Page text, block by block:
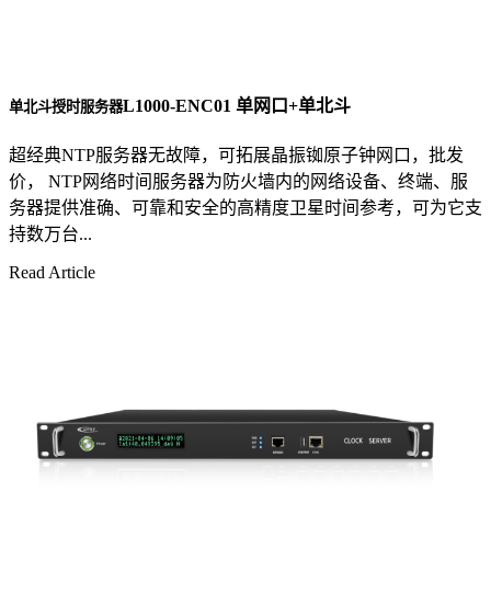
单北斗授时服务器L1000-ENC01 单网口+单北斗
超经典NTP服务器无故障，可拓展晶振铷原子钟网口，批发
价， NTP网络时间服务器为防火墙内的网络设备、终端、服
务器提供准确、可靠和安全的高精度卫星时间参考，可为它支
持数万台...
Read Article